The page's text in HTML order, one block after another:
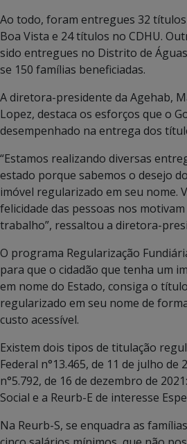
Ao todo, foram entregues 32
Boa Vista e 24 títulos no CDHU.
sido entregues no Distrito de
se 150 famílias beneficiadas.
A diretora-presidente da Agehab,
Lopez, destaca os esforços que o
desempenhado na entrega dos
“Estamos realizando diversas
estado porque sabemos o desejo
imóvel regularizado em seu nome.
felicidade das pessoas nos
trabalho”, ressaltou a diretora-
O programa Regularização
para que o cidadão que tenha um
em nome do Estado, consiga o
regularizado em seu nome de
custo acessível.
Existem dois tipos de titulação
Federal n°13.465, de 11 de julho de
n°5.792, de 16 de dezembro de
Social e a Reurb-E de interesse
Na Reurb-S, se enquadra as